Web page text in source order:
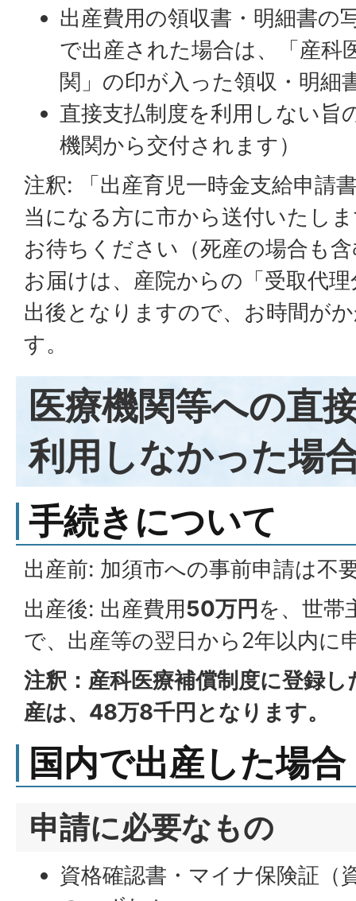
出産費用の領収書・明細書の
で出産された場合は、「産科
関」の印が入った領収・明細
直接支払制度を利用しない旨
機関から交付されます）
注釈: 「出産育児一時金支給申請
当になる方に市から送付いたし
お待ちください（死産の場合も
お届けは、産院からの「受取代
出後となりますので、お時間が
す。
医療機関等への直
利用しなかった場
手続きについて
出産前: 加須市への事前申請は不
出産後: 出産費用50万円 を、世帯
で、出産等の翌日から2年以内に
注釈：産科医療補償制度に登録
産は、48万8千円となります。
国内で出産した場合
申請に必要なもの
資格確認書・マイナ保険証（